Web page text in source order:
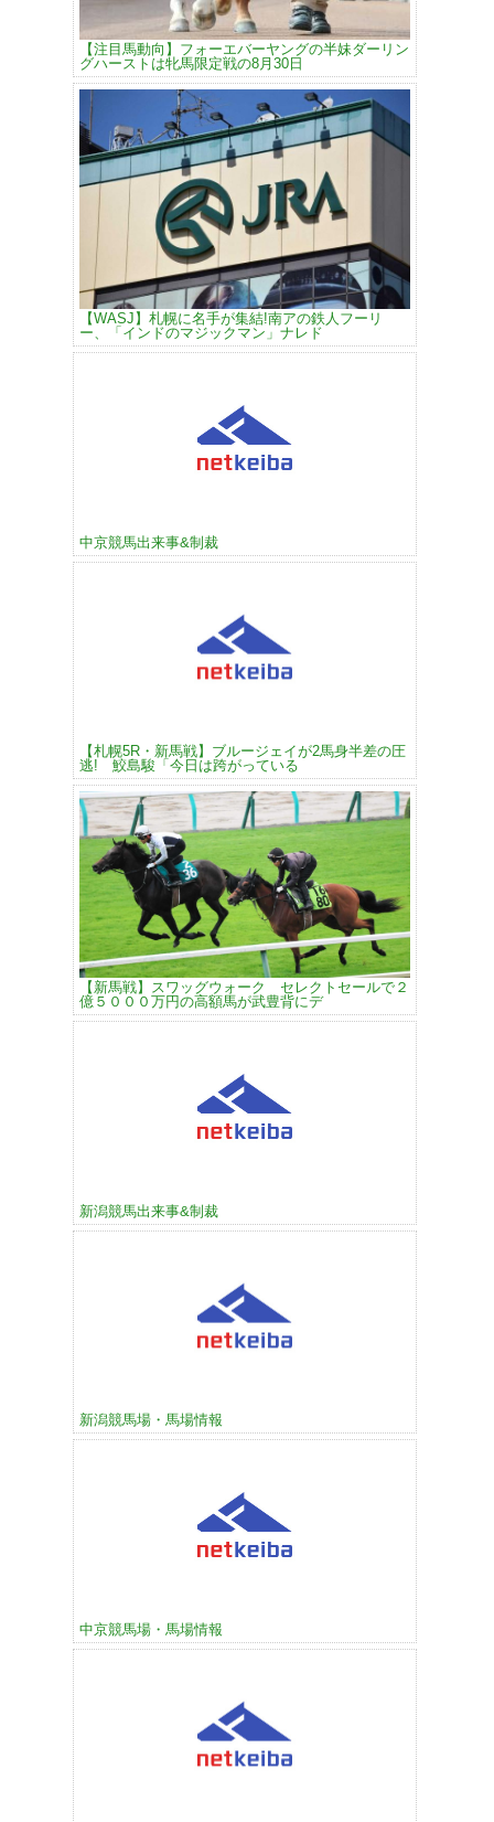
【注目馬動向】フォーエバーヤングの半妹ダーリン
グハーストは牝馬限定戦の8月30日
【WASJ】札幌に名手が集結!南アの鉄人フーリ
ー、「インドのマジックマン」ナレド
中京競馬出来事&制裁
【札幌5R・新馬戦】ブルージェイが2馬身半差の圧
逃! 鮫島駿「今日は跨がっている
【新馬戦】スワッグウォーク セレクトセールで２
億５０００万円の高額馬が武豊背にデ
新潟競馬出来事&制裁
新潟競馬場・馬場情報
中京競馬場・馬場情報